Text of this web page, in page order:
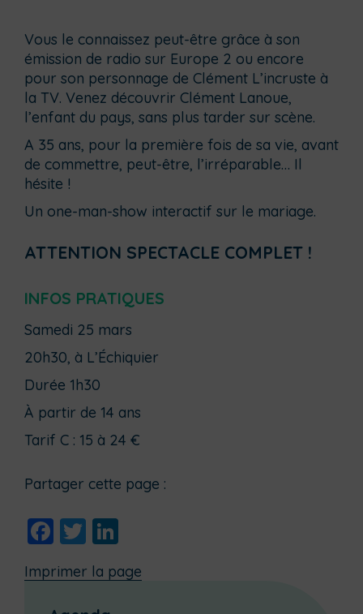
Vous le connaissez peut-être grâce à son
émission de radio sur Europe 2 ou encore
pour son personnage de Clément L’incruste à
la TV. Venez découvrir Clément Lanoue,
l’enfant du pays, sans plus tarder sur scène.
A 35 ans, pour la première fois de sa vie, avant
de commettre, peut-être, l’irréparable… Il
hésite !
Un one-man-show interactif sur le mariage.
ATTENTION SPECTACLE COMPLET !
INFOS PRATIQUES
Samedi 25 mars
20h30, à L’Échiquier
Durée 1h30
À partir de 14 ans
Tarif C : 15 à 24 €
Partager cette page :
Facebook
Twitter
Imprimer la page